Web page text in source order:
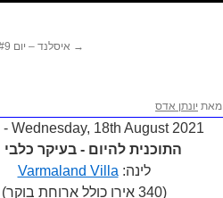
→ איסלנד – יום #9
מאת יונתן אדס
Wednesday, 18th August 2021 - יום 10
התוכנית להיום - בעיקר כלבי
לינה: Varmaland Villa
(340 אירו כולל ארוחת בוקר)